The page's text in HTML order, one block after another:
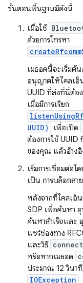
ขั้นตอนพื้นฐานมีดังนี้
เมื่อใช้
ด้วยการโทรหา
เมธอดนี้จะเริ่มต้
อนุญาตให้ไคลเอ็
UUID ที่ส่งที่นี่ต้อ
เมื่อมีการเรียก
UUID)
เพื่อเปิด
ต้องการใช้ UUID
ของคุณ แล้วอ้างอิ
เริ่มการเชื่อมต่อโ
เป็น การบล็อกสาย
หลังจากที่ไคลเอ็
SDP เพื่อค้นหา
ค้นหาสำเร็จและ
แชร์ช่องทาง
และวิธี
หรือหากเมธอด
ประมาณ 12 วินา
IOException